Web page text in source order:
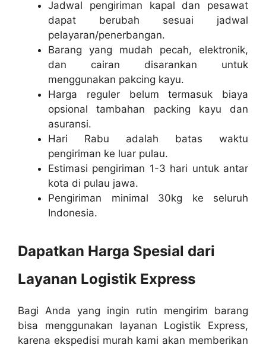
Jadwal pengiriman kapal dan pesawat
dapat berubah sesuai jadwal
pelayaran/penerbangan.
Barang yang mudah pecah, elektronik,
dan cairan disarankan untuk
menggunakan pakcing kayu.
Harga reguler belum termasuk biaya
opsional tambahan packing kayu dan
asuransi.
Hari Rabu adalah batas waktu
pengiriman ke luar pulau.
Estimasi pengiriman 1-3 hari untuk antar
kota di pulau jawa.
Pengiriman minimal 30kg ke seluruh
Indonesia.
Dapatkan Harga Spesial dari
Layanan Logistik Express
Bagi Anda yang ingin rutin mengirim barang
bisa menggunakan layanan Logistik Express,
karena ekspedisi murah kami akan memberikan